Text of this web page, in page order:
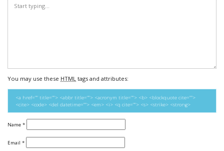
You may use these HTML tags and attributes:
<a href="" title=""> <abbr title=""> <acronym title=""> <b> <blockquote cite="">
<cite> <code> <del datetime=""> <em> <i> <q cite=""> <s> <strike> <strong>
Name *
Email *